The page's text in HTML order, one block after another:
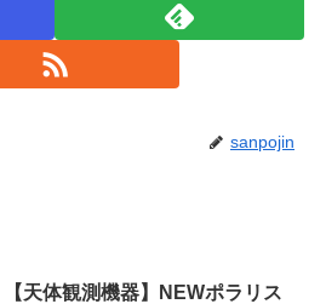
sanpojin
【天体観測機器】NEWポラリス